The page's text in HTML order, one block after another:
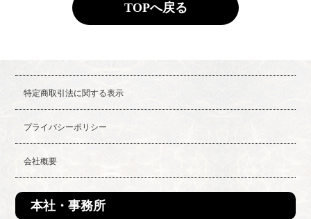
TOPへ戻る
特定商取引法に関する表示
プライバシーポリシー
会社概要
本社・事務所